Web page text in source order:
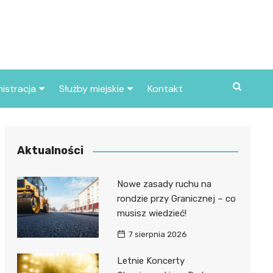
miasta
Służby miejskie
Policja
Kontakt
Aktualności
Nowe zasady ruchu na
rondzie przy Granicznej – co
musisz wiedzieć!
7 sierpnia 2026
Letnie Koncerty